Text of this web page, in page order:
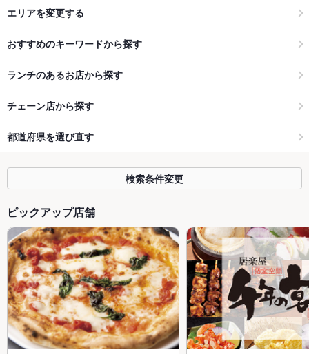
エリアを変更する
おすすめのキーワードから探す
ランチのあるお店から探す
チェーン店から探す
都道府県を選び直す
検索条件変更
ピックアップ店舗